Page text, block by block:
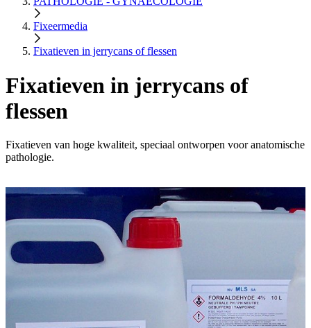
Fixeermedia
Fixatieven in jerrycans of flessen
Fixatieven in jerrycans of
flessen
Fixatieven van hoge kwaliteit, speciaal ontworpen voor anatomische
pathologie.